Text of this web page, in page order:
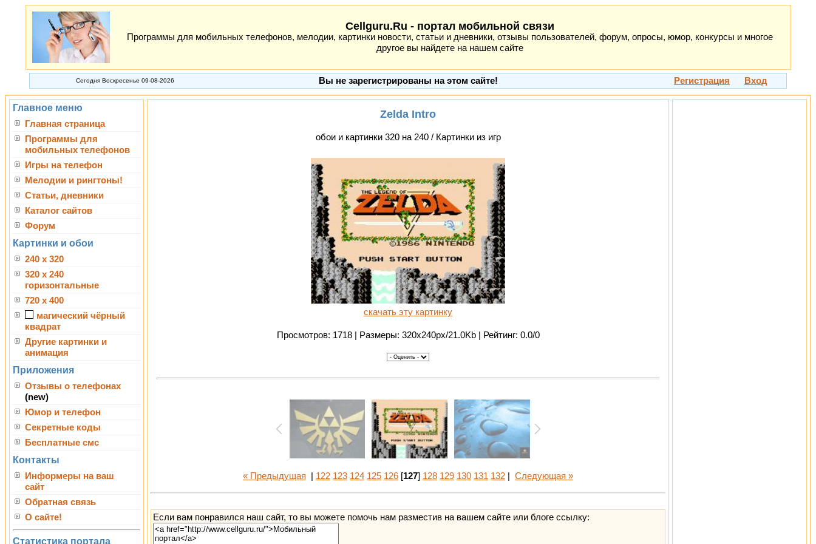
Cellguru.Ru - портал мобильной связи
Программы для мобильных телефонов, мелодии, картинки новости, статьи и дневники, отзывы пользователей, форум, опросы, юмор, конкурсы и многое
другое вы найдете на нашем сайте
Сегодня Воскресенье 09-08-2026 Вы не зарегистрированы на этом сайте! Регистрация Вход
Главное меню
Главная страница
Программы для
мобильных телефонов
Игры на телефон
Мелодии и рингтоны!
Статьи, дневники
Каталог сайтов
Форум
Картинки и обои
240 x 320
320 x 240
горизонтальные
720 x 400
магический чёрный
квадрат
Другие картинки и
анимация
Приложения
Отзывы о телефонах
(new)
Юмор и телефон
Секретные коды
Бесплатные смс
Контакты
Информеры на ваш
сайт
Обратная связь
О сайте!
Статистика портала
Zelda Intro
обои и картинки 320 на 240 / Картинки из игр
скачать эту картинку
Просмотров: 1718 | Размеры: 320x240px/21.0Kb | Рейтинг: 0.0/0
« Предыдущая 122 123 124 125 126 [127] 128 129 130 131 132 Следующая »
Если вам понравился наш сайт, то вы можете помочь нам разместив на вашем сайте или блоге ссылку: